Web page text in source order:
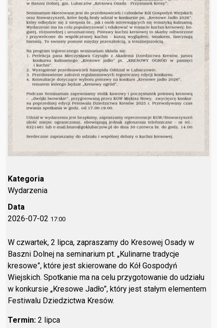
Kategoria
Wydarzenia
Data
2026-07-02 17:00
W czwartek, 2 lipca, zapraszamy do Kresowej Osady w
Baszni Dolnej na seminarium pt. „Kulinarne tradycje
kresowe”, które jest skierowane do Kół Gospodyń
Wiejskich. Spotkanie ma na celu przygotowanie do udziału
w konkursie „Kresowe Jadło”, który jest stałym elementem
Festiwalu Dziedzictwa Kresów.
Termin:2 lipca